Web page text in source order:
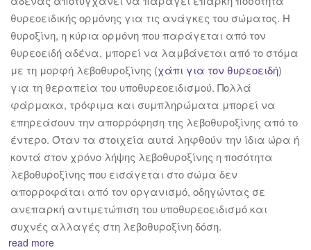
θυρεοειδικής ορμόνης για τις ανάγκες του σώματος. Η
θυροξίνη, η κύρια ορμόνη που παράγεται από τον
θυρεοειδή αδένα, μπορεί να λαμβάνεται από το στόμα
με τη μορφή λεβοθυροξίνης (χάπι για τον θυρεοειδή)
για τη θεραπεία του υποθυρεοειδισμού. Πολλά
φάρμακα, τρόφιμα και συμπληρώματα μπορεί να
επηρεάσουν την απορρόφηση της λεβοθυροξίνης από το
έντερο. Όταν τα στοιχεία αυτά ληφθούν την ίδια ώρα ή
κοντά στον χρόνο λήψης λεβοθυροξίνης η ποσότητα
λεβοθυροξίνης που εισάγεται στο σώμα δεν
απορροφάται από τον οργανισμό, οδηγώντας σε
ανεπαρκή αντιμετώπιση του υποθυρεοειδισμό και
συχνές αλλαγές στη λεβοθυροξίνη δόση.
read more